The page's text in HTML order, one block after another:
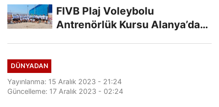
FIVB Plaj Voleybolu
Antrenörlük Kursu Alanya’da
DÜNYADAN
Yayınlanma: 15 Aralık 2023 - 21:24
Güncelleme: 17 Aralık 2023 - 02:24